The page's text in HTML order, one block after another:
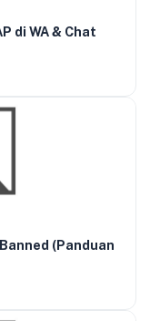
di WA & Chat
(Panduan